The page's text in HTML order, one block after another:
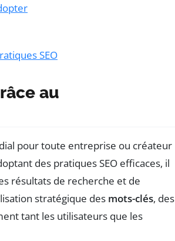
SEO
au
pour toute entreprise ou créateur
des pratiques SEO efficaces, il
résultats de recherche et de
stratégique des mots-clés, des
tant les utilisateurs que les